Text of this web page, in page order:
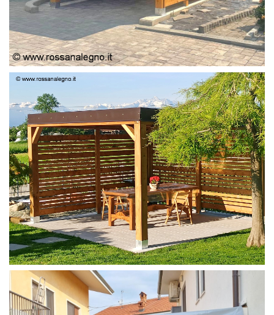
PERGOLA
PERGOLA 4X4